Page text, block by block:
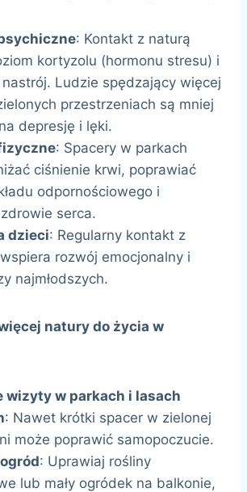
: Kontakt z naturą
kortyzolu (hormonu stresu) i
Ludzie spędzający więcej
przestrzeniach są mniej
depresję i lęki.
: Spacery w parkach
ciśnienie krwi, poprawiać
odpornościowego i
serca.
dzieci: Regularny kontakt z
rozwój emocjonalny i
najmłodszych.
natury do życia w
wizyty w parkach i lasach
: Nawet krótki spacer w zielonej
może poprawić samopoczucie.
: Uprawiaj rośliny
lub mały ogródek na balkonie,